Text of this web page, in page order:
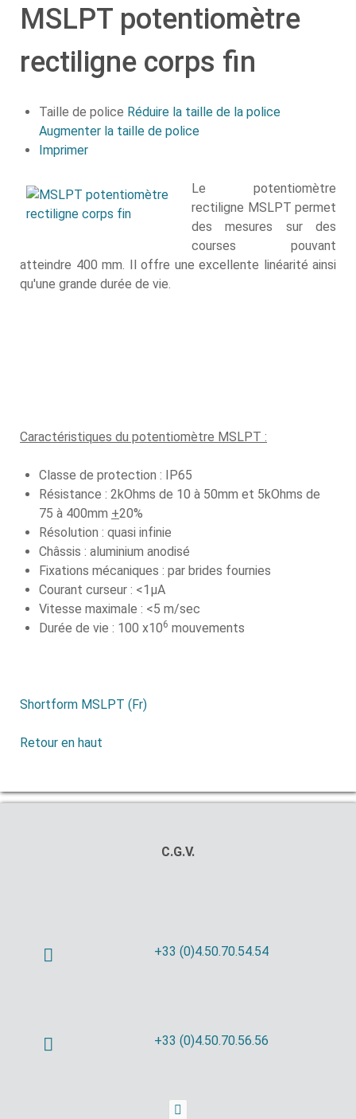
MSLPT potentiomètre
rectiligne corps fin
Taille de police Réduire la taille de la police
Augmenter la taille de police
Imprimer
Le potentiomètre
rectiligne MSLPT permet
des mesures sur des
courses pouvant
atteindre 400 mm. Il offre une excellente linéarité ainsi
qu'une grande durée de vie.
Caractéristiques du potentiomètre MSLPT :
Classe de protection : IP65
Résistance : 2kOhms de 10 à 50mm et 5kOhms de
75 à 400mm +20%
Résolution : quasi infinie
Châssis : aluminium anodisé
Fixations mécaniques : par brides fournies
Courant curseur : <1μA
Vitesse maximale : <5 m/sec
Durée de vie : 100 x106 mouvements
Shortform MSLPT (Fr)
Retour en haut
C.G.V.
+33 (0)4.50.70.54.54
+33 (0)4.50.70.56.56